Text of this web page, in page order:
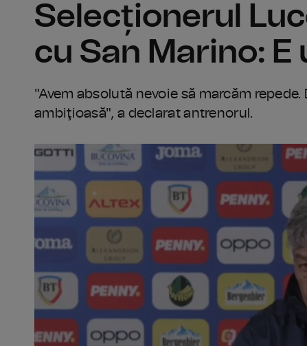
Selecționerul
cu San Marino: E
"Avem absolută nevoie să marcăm
ambiţioasă", a declarat antrenorul.